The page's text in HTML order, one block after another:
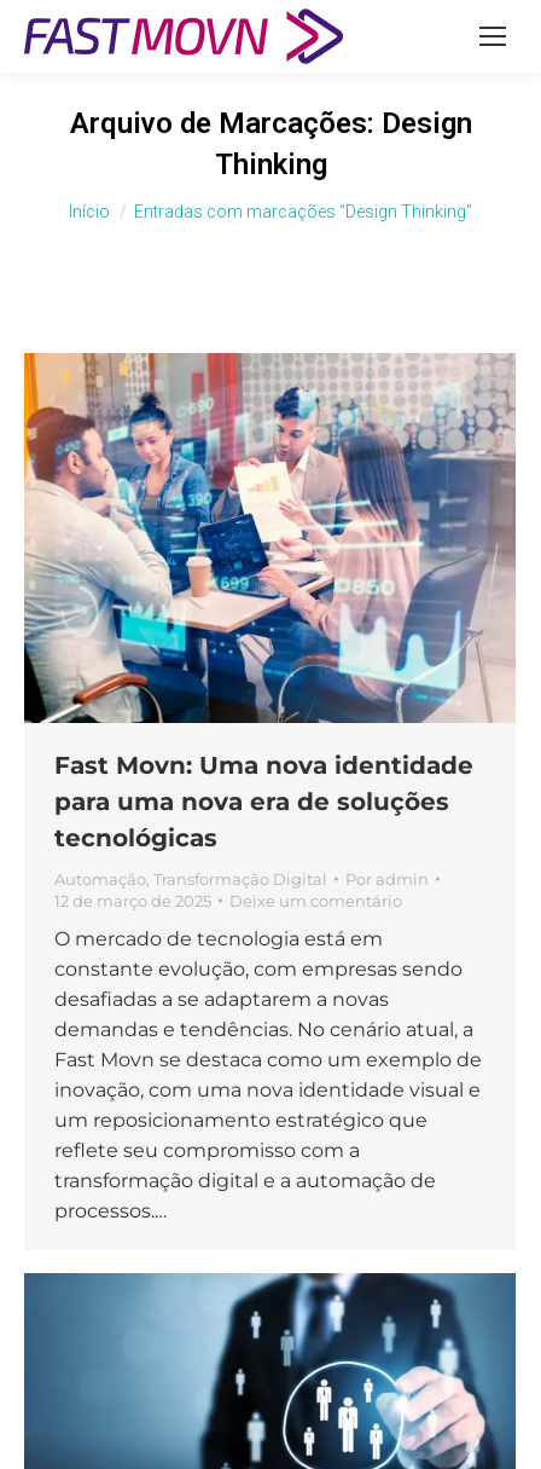
Arquivo de Marcações: Design
Thinking
Você está aqui:
Início Entradas com marcações "Design Thinking"
Fast Movn: Uma nova identidade
para uma nova era de soluções
tecnológicas
Automação Transformação Digital Por admin
12 de março de 2025
Deixe um comentário
O mercado de tecnologia está em
constante evolução, com empresas sendo
desafiadas a se adaptarem a novas
demandas e tendências. No cenário atual, a
Fast Movn se destaca como um exemplo de
inovação, com uma nova identidade visual e
um reposicionamento estratégico que
reflete seu compromisso com a
transformação digital e a automação de
processos.…